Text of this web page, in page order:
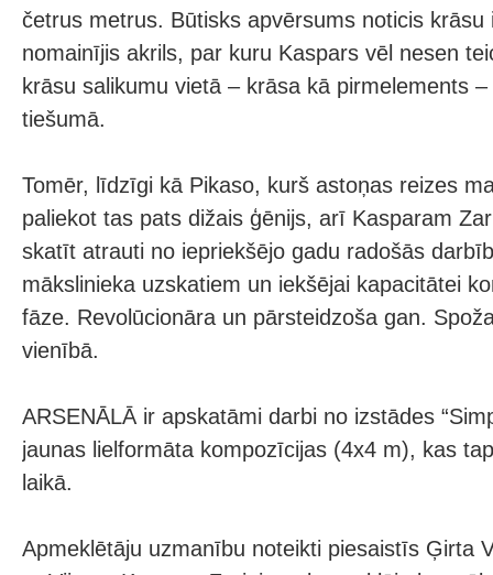
četrus metrus. Būtisks apvērsums noticis krāsu
nomainījis akrils, par kuru Kaspars vēl nesen
krāsu salikumu vietā – krāsa kā pirmelements
tiešumā.
Tomēr, līdzīgi kā Pikaso, kurš astoņas reizes
paliekot tas pats dižais ģēnijs, arī Kasparam
skatīt atrauti no iepriekšējo gadu radošās
mākslinieka uzskatiem un iekšējai kapacitātei
fāze. Revolūcionāra un pārsteidzoša gan.
vienībā.
ARSENĀLĀ ir apskatāmi darbi no izstādes
jaunas lielformāta kompozīcijas (4x4 m), kas
laikā.
Apmeklētāju uzmanību noteikti piesaistīs Ģirta